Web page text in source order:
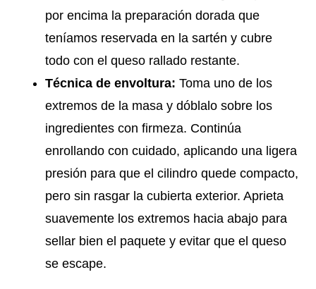
por encima la preparación dorada que
teníamos reservada en la sartén y cubre
todo con el queso rallado restante.
Técnica de envoltura: Toma uno de los
extremos de la masa y dóblalo sobre los
ingredientes con firmeza. Continúa
enrollando con cuidado, aplicando una ligera
presión para que el cilindro quede compacto,
pero sin rasgar la cubierta exterior. Aprieta
suavemente los extremos hacia abajo para
sellar bien el paquete y evitar que el queso
se escape.